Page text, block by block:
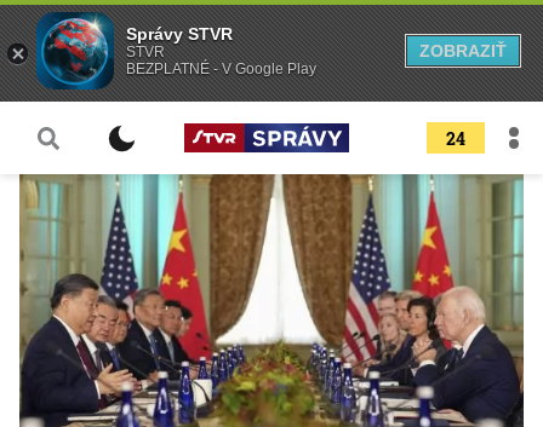
24
Správy STVR
STVR
BEZPLATNÉ - V Google Play
ZOBRAZIŤ